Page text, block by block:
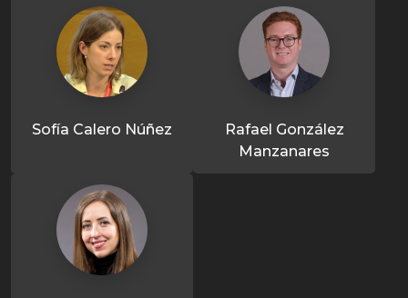
Sofía Calero Núñez
Rafael González
Manzanares